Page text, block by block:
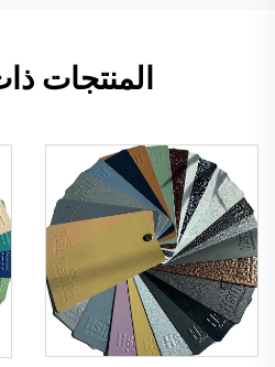
المنتجات